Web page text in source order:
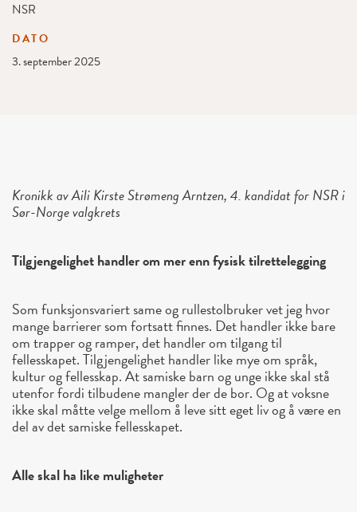
NSR
DATO
3. september 2025
Kronikk av Aili Kirste Strømeng Arntzen, 4. kandidat for NSR i
Sør-Norge valgkrets
Tilgjengelighet handler om mer enn fysisk tilrettelegging
Som funksjonsvariert same og rullestolbruker vet jeg hvor
mange barrierer som fortsatt finnes. Det handler ikke bare
om trapper og ramper, det handler om tilgang til
fellesskapet. Tilgjengelighet handler like mye om språk,
kultur og fellesskap. At samiske barn og unge ikke skal stå
utenfor fordi tilbudene mangler der de bor. Og at voksne
ikke skal måtte velge mellom å leve sitt eget liv og å være en
del av det samiske fellesskapet.
Alle skal ha like muligheter